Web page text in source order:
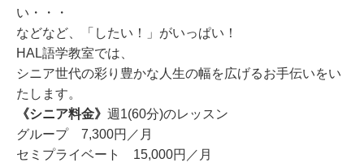
い・・・
などなど、「したい！」がいっぱい！
HAL語学教室では、
シニア世代の彩り豊かな人生の幅を広げるお手伝いをい
たします。
《シニア料金》 週1(60分)のレッスン
グループ 7,300円／月
セミプライベート 15,000円／月